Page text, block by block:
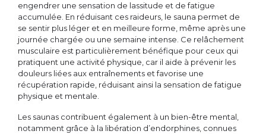
engendrer une sensation de lassitude et de fatigue
accumulée. En réduisant ces raideurs, le sauna permet de
se sentir plus léger et en meilleure forme, même après une
journée chargée ou une semaine intense. Ce relâchement
musculaire est particulièrement bénéfique pour ceux qui
pratiquent une activité physique, car il aide à prévenir les
douleurs liées aux entraînements et favorise une
récupération rapide, réduisant ainsi la sensation de fatigue
physique et mentale.
Les saunas contribuent également à un bien-être mental,
notamment grâce à la libération d’endorphines, connues